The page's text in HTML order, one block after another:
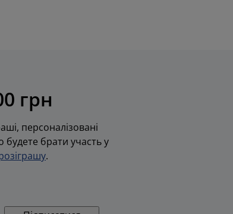
грн
персоналізовані
будете брати участь у
.